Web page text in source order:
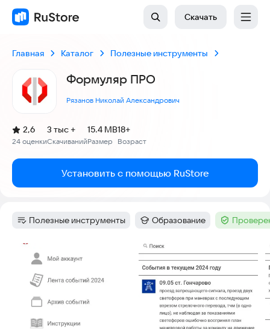
Скачать
Главная Каталог Полезные инструменты
Формуляр ПРО
Рязанов Николай Александрович
Рейтинг:
2,6
(
24 оценки
)
Скачиваний
3 тыс +
Размер
15.4 MB
Возраст
18+
Установить с помощью RuStore
Категория:
Полезные инструменты Категория:
Образование Тег :
Скриншоты